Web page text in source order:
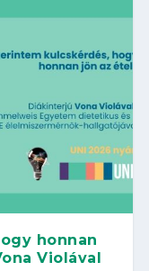
honnan
Violával